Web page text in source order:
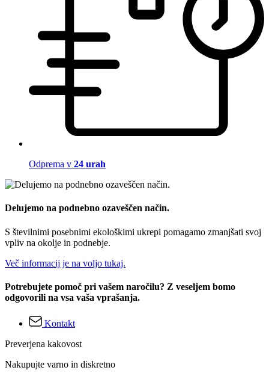
Odprema v 24 urah
Delujemo na podnebno ozaveščen način.
S številnimi posebnimi ekološkimi ukrepi pomagamo zmanjšati svoj
vpliv na okolje in podnebje.
Več informacij je na voljo tukaj.
Potrebujete pomoč pri vašem naročilu? Z veseljem bomo
odgovorili na vsa vaša vprašanja.
Kontakt
Preverjena kakovost
Nakupujte varno in diskretno